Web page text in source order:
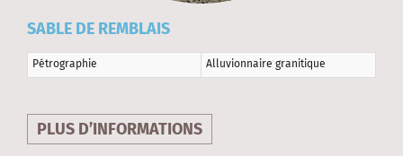
SABLE DE REMBLAIS
Pétrographie Alluvionnaire granitique
PLUS D’INFORMATIONS